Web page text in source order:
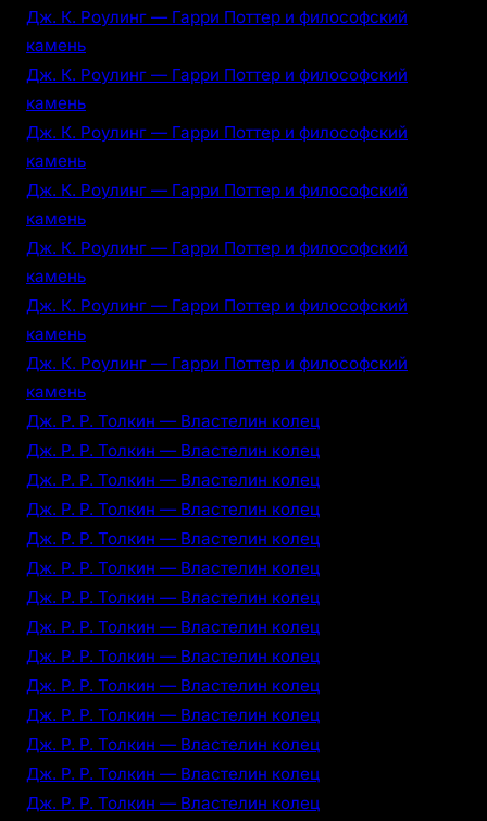
Дж. К. Роулинг — Гарри Поттер и философский
камень
Дж. К. Роулинг — Гарри Поттер и философский
камень
Дж. К. Роулинг — Гарри Поттер и философский
камень
Дж. К. Роулинг — Гарри Поттер и философский
камень
Дж. К. Роулинг — Гарри Поттер и философский
камень
Дж. К. Роулинг — Гарри Поттер и философский
камень
Дж. К. Роулинг — Гарри Поттер и философский
камень
Дж. Р. Р. Толкин — Властелин колец
Дж. Р. Р. Толкин — Властелин колец
Дж. Р. Р. Толкин — Властелин колец
Дж. Р. Р. Толкин — Властелин колец
Дж. Р. Р. Толкин — Властелин колец
Дж. Р. Р. Толкин — Властелин колец
Дж. Р. Р. Толкин — Властелин колец
Дж. Р. Р. Толкин — Властелин колец
Дж. Р. Р. Толкин — Властелин колец
Дж. Р. Р. Толкин — Властелин колец
Дж. Р. Р. Толкин — Властелин колец
Дж. Р. Р. Толкин — Властелин колец
Дж. Р. Р. Толкин — Властелин колец
Дж. Р. Р. Толкин — Властелин колец